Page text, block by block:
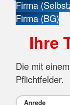
Firma
Firma (BG)
Ihre
Die mit
Pflichtfelder.
Anrede